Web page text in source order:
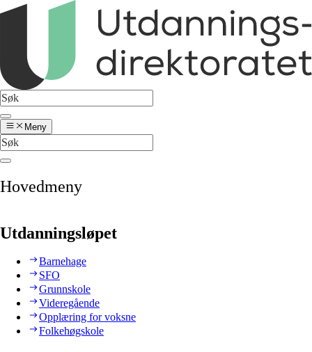
Meny
Hovedmeny
Utdanningsløpet
Barnehage
SFO
Grunnskole
Videregående
Opplæring for voksne
Folkehøgskole